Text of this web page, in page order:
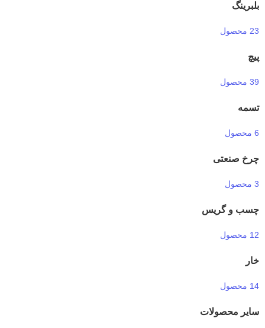
بلبرینگ
23 محصول
پیچ
39 محصول
تسمه
6 محصول
چرخ صنعتی
3 محصول
چسب و گریس
12 محصول
خار
14 محصول
سایر محصولات